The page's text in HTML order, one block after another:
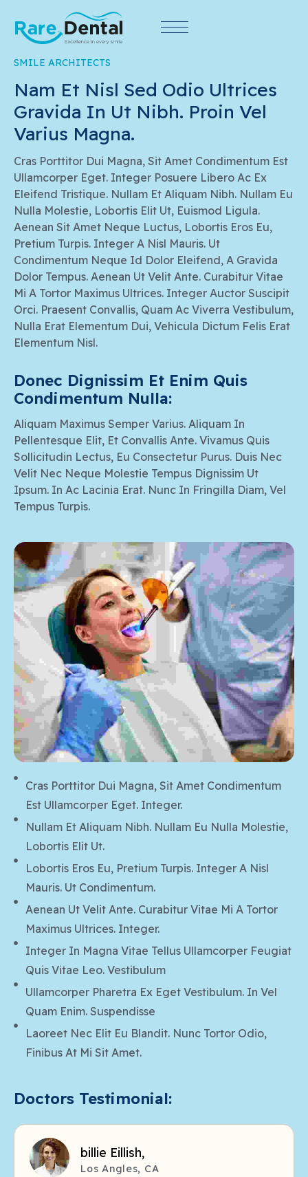
SMILE ARCHITECTS
Nam Et Nisl Sed Odio Ultrices
Gravida In Ut Nibh. Proin Vel
Varius Magna.
Cras Porttitor Dui Magna, Sit Amet Condimentum Est
Ullamcorper Eget. Integer Posuere Libero Ac Ex
Eleifend Tristique. Nullam Et Aliquam Nibh. Nullam Eu
Nulla Molestie, Lobortis Elit Ut, Euismod Ligula.
Aenean Sit Amet Neque Luctus, Lobortis Eros Eu,
Pretium Turpis. Integer A Nisl Mauris. Ut
Condimentum Neque Id Dolor Eleifend, A Gravida
Dolor Tempus. Aenean Ut Velit Ante. Curabitur Vitae
Mi A Tortor Maximus Ultrices. Integer Auctor Suscipit
Orci. Praesent Convallis, Quam Ac Viverra Vestibulum,
Nulla Erat Elementum Dui, Vehicula Dictum Felis Erat
Elementum Nisl.
Donec Dignissim Et Enim Quis
Condimentum Nulla:
Aliquam Maximus Semper Varius. Aliquam In
Pellentesque Elit, Et Convallis Ante. Vivamus Quis
Sollicitudin Lectus, Eu Consectetur Purus. Duis Nec
Velit Nec Neque Molestie Tempus Dignissim Ut
Ipsum. In Ac Lacinia Erat. Nunc In Fringilla Diam, Vel
Tempus Turpis.
Cras Porttitor Dui Magna, Sit Amet Condimentum
Est Ullamcorper Eget. Integer.
Nullam Et Aliquam Nibh. Nullam Eu Nulla Molestie,
Lobortis Elit Ut.
Lobortis Eros Eu, Pretium Turpis. Integer A Nisl
Mauris. Ut Condimentum.
Aenean Ut Velit Ante. Curabitur Vitae Mi A Tortor
Maximus Ultrices. Integer.
Integer In Magna Vitae Tellus Ullamcorper Feugiat
Quis Vitae Leo. Vestibulum
Ullamcorper Pharetra Ex Eget Vestibulum. In Vel
Quam Enim. Suspendisse
Laoreet Nec Elit Eu Blandit. Nunc Tortor Odio,
Finibus At Mi Sit Amet.
Doctors Testimonial:
billie Eillish,
Los Angles, CA